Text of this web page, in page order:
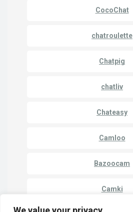
CocoChat
chatroulette
Chatpig
chatliv
Chateasy
Camloo
Bazoocam
Camki